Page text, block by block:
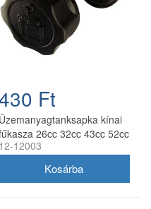
Ft
Üzemanyagtanksapka kínai
26cc 32cc 43cc 52cc
12-12003